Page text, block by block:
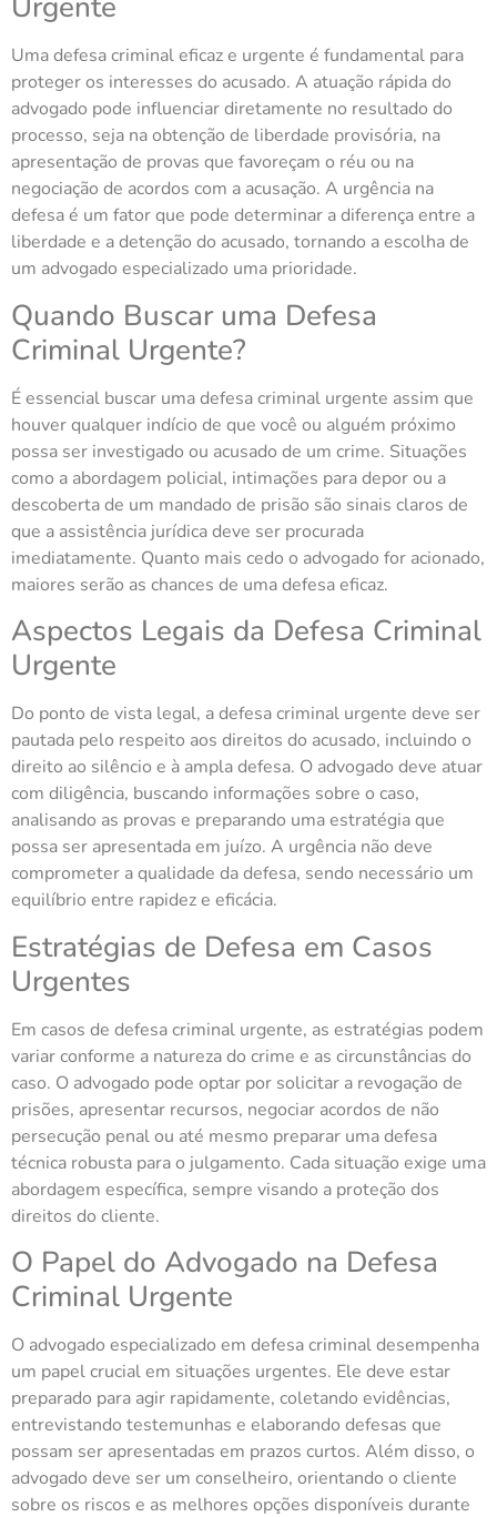
Uma defesa criminal eficaz e urgente é fundamental para
proteger os interesses do acusado. A atuação rápida do
advogado pode influenciar diretamente no resultado do
processo, seja na obtenção de liberdade provisória, na
apresentação de provas que favoreçam o réu ou na
negociação de acordos com a acusação. A urgência na
defesa é um fator que pode determinar a diferença entre a
liberdade e a detenção do acusado, tornando a escolha de
um advogado especializado uma prioridade.
Quando Buscar uma Defesa
Criminal Urgente?
É essencial buscar uma defesa criminal urgente assim que
houver qualquer indício de que você ou alguém próximo
possa ser investigado ou acusado de um crime. Situações
como a abordagem policial, intimações para depor ou a
descoberta de um mandado de prisão são sinais claros de
que a assistência jurídica deve ser procurada
imediatamente. Quanto mais cedo o advogado for acionado,
maiores serão as chances de uma defesa eficaz.
Aspectos Legais da Defesa Criminal
Urgente
Do ponto de vista legal, a defesa criminal urgente deve ser
pautada pelo respeito aos direitos do acusado, incluindo o
direito ao silêncio e à ampla defesa. O advogado deve atuar
com diligência, buscando informações sobre o caso,
analisando as provas e preparando uma estratégia que
possa ser apresentada em juízo. A urgência não deve
comprometer a qualidade da defesa, sendo necessário um
equilíbrio entre rapidez e eficácia.
Estratégias de Defesa em Casos
Urgentes
Em casos de defesa criminal urgente, as estratégias podem
variar conforme a natureza do crime e as circunstâncias do
caso. O advogado pode optar por solicitar a revogação de
prisões, apresentar recursos, negociar acordos de não
persecução penal ou até mesmo preparar uma defesa
técnica robusta para o julgamento. Cada situação exige uma
abordagem específica, sempre visando a proteção dos
direitos do cliente.
O Papel do Advogado na Defesa
Criminal Urgente
O advogado especializado em defesa criminal desempenha
um papel crucial em situações urgentes. Ele deve estar
preparado para agir rapidamente, coletando evidências,
entrevistando testemunhas e elaborando defesas que
possam ser apresentadas em prazos curtos. Além disso, o
advogado deve ser um conselheiro, orientando o cliente
sobre os riscos e as melhores opções disponíveis durante